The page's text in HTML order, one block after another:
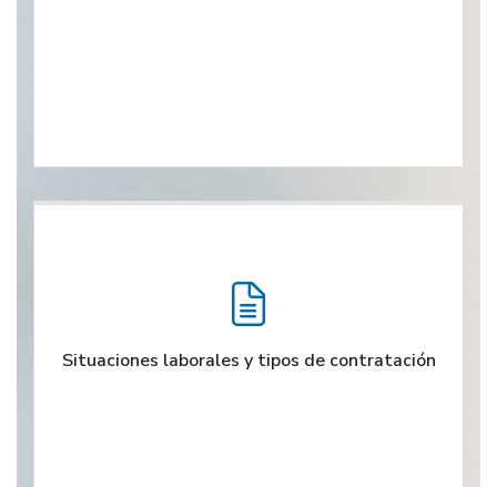
Situaciones laborales y tipos de contratación